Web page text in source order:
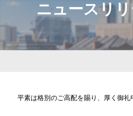
ニュースリ
平素は格別のご高配を賜り、厚く御礼